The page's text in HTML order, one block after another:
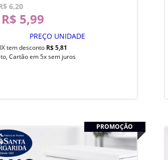
6,20
R$ 5,99
PREÇO UNIDADE
tem desconto R$ 5,81
Cartão em 5x sem juros
PROMOÇÃO